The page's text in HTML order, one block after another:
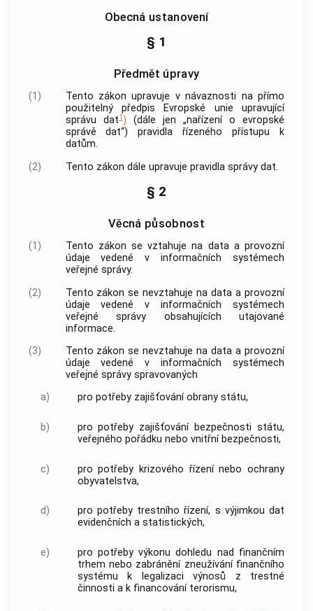
Obecná ustanovení
§ 1
Předmět úpravy
(1)
Tento zákon upravuje v návaznosti na přímo
použitelný předpis Evropské unie upravující
správu dat1) (dále jen „nařízení o evropské
správě dat“) pravidla řízeného přístupu k
datům.
(2)
Tento zákon dále upravuje pravidla správy dat.
§ 2
Věcná působnost
(1)
Tento zákon se vztahuje na data a provozní
údaje vedené v informačních systémech
veřejné správy.
(2)
Tento zákon se nevztahuje na data a provozní
údaje vedené v informačních systémech
veřejné správy obsahujících utajované
informace.
(3)
Tento zákon se nevztahuje na data a provozní
údaje vedené v informačních systémech
veřejné správy spravovaných
a)
pro potřeby zajišťování obrany státu,
b)
pro potřeby zajišťování bezpečnosti státu,
veřejného pořádku nebo vnitřní bezpečnosti,
c)
pro potřeby krizového řízení nebo ochrany
obyvatelstva,
d)
pro potřeby trestního řízení, s výjimkou dat
evidenčních a statistických,
e)
pro potřeby výkonu dohledu nad finančním
trhem nebo zabránění zneužívání finančního
systému k legalizaci výnosů z trestné
činnosti a k financování terorismu,